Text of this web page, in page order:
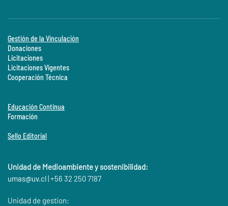
Gestión de la Vinculación
Donaciones
Licitaciones
Licitaciones Vigentes
Cooperación Técnica
Educación Continua
Formación
Sello Editorial
Unidad de Medioambiente y sostenibilidad:
umas@uv.cl| +56 32 250 7187
Unidad de gestion: